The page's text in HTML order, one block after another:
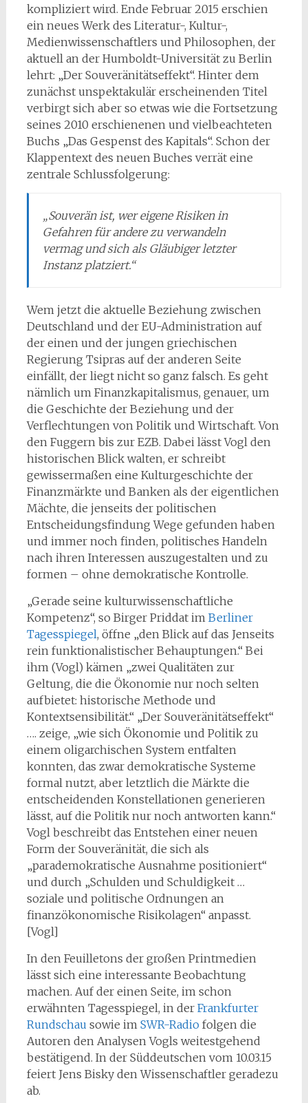
kompliziert wird. Ende Februar 2015 erschien
ein neues Werk des Literatur-, Kultur-,
Medienwissenschaftlers und Philosophen, der
aktuell an der Humboldt-Universität zu Berlin
lehrt: „Der Souveränitätseffekt“. Hinter dem
zunächst unspektakulär erscheinenden Titel
verbirgt sich aber so etwas wie die Fortsetzung
seines 2010 erschienenen und vielbeachteten
Buchs „Das Gespenst des Kapitals“. Schon der
Klappentext des neuen Buches verrät eine
zentrale Schlussfolgerung:
„Souverän ist, wer eigene Risiken in
Gefahren für andere zu verwandeln
vermag und sich als Gläubiger letzter
Instanz platziert.“
Wem jetzt die aktuelle Beziehung zwischen
Deutschland und der EU-Administration auf
der einen und der jungen griechischen
Regierung Tsipras auf der anderen Seite
einfällt, der liegt nicht so ganz falsch. Es geht
nämlich um Finanzkapitalismus, genauer, um
die Geschichte der Beziehung und der
Verflechtungen von Politik und Wirtschaft. Von
den Fuggern bis zur EZB. Dabei lässt Vogl den
historischen Blick walten, er schreibt
gewissermaßen eine Kulturgeschichte der
Finanzmärkte und Banken als der eigentlichen
Mächte, die jenseits der politischen
Entscheidungsfindung Wege gefunden haben
und immer noch finden, politisches Handeln
nach ihren Interessen auszugestalten und zu
formen – ohne demokratische Kontrolle.
„Gerade seine kulturwissenschaftliche
Kompetenz“, so Birger Priddat im Berliner
Tagesspiegel, öffne „den Blick auf das Jenseits
rein funktionalistischer Behauptungen.“ Bei
ihm (Vogl) kämen „zwei Qualitäten zur
Geltung, die die Ökonomie nur noch selten
aufbietet: historische Methode und
Kontextsensibilität.“ „Der Souveränitätseffekt“
…. zeige, „wie sich Ökonomie und Politik zu
einem oligarchischen System entfalten
konnten, das zwar demokratische Systeme
formal nutzt, aber letztlich die Märkte die
entscheidenden Konstellationen generieren
lässt, auf die Politik nur noch antworten kann.“
Vogl beschreibt das Entstehen einer neuen
Form der Souveränität, die sich als
„parademokratische Ausnahme positioniert“
und durch „Schulden und Schuldigkeit …
soziale und politische Ordnungen an
finanzökonomische Risikolagen“ anpasst.
[Vogl]
In den Feuilletons der großen Printmedien
lässt sich eine interessante Beobachtung
machen. Auf der einen Seite, im schon
erwähnten Tagesspiegel, in der Frankfurter
Rundschau sowie im SWR-Radio folgen die
Autoren den Analysen Vogls weitestgehend
bestätigend. In der Süddeutschen vom 10.03.15
feiert Jens Bisky den Wissenschaftler geradezu
ab.